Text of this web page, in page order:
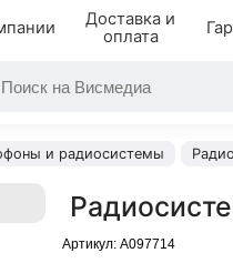
Доставка и
оплата
и радиосистемы
Артикул: A097714